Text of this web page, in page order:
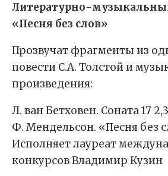
Литературно-
«Песня без слов»
Прозвучат фрагменты из
повести С.А. Толстой и
произведения:
Л. ван Бетховен. Соната 17
Ф. Мендельсон. «Песня без
Исполняет лауреат
конкурсов Владимир Кузин